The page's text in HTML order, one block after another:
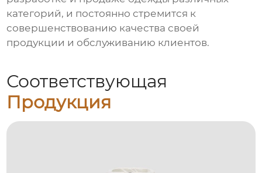
категорий, и постоянно стремится к
совершенствованию качества своей
продукции и обслуживанию клиентов.
Соответствующая
Продукция